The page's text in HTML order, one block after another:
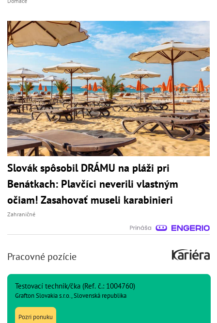
Slovák spôsobil DRÁMU na pláži pri
Benátkach: Plavčíci neverili vlastným
očiam! Zasahovať museli karabinieri
Zahraničné
Pracovné pozície
Testovací technik/čka (Ref. č.: 1004760)
Grafton Slovakia s.r.o., Slovenská republika
Pozri ponuku